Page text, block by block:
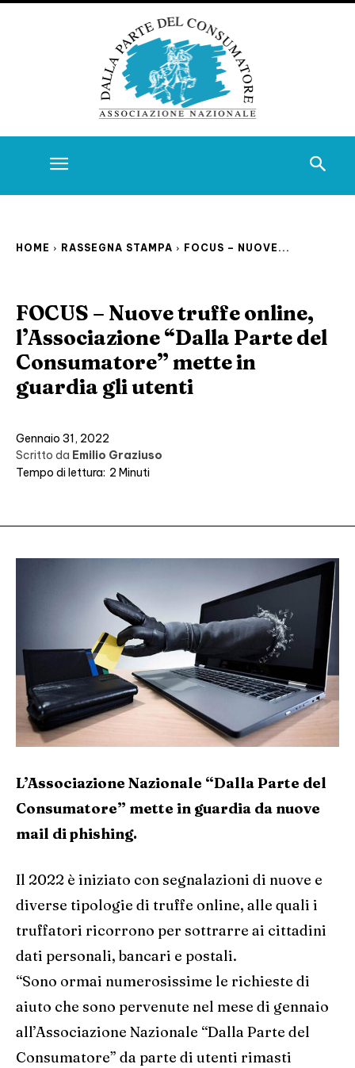
HOME RASSEGNA STAMPA FOCUS – NUOVE...
FOCUS – Nuove truffe online,
l’Associazione “Dalla Parte del
Consumatore” mette in
guardia gli utenti
Gennaio 31, 2022
Scritto da Emilio Graziuso
Tempo di lettura: 2 Minuti
L’Associazione Nazionale “Dalla Parte del
Consumatore” mette in guardia da nuove
mail di phishing.
Il 2022 è iniziato con segnalazioni di nuove e
diverse tipologie di truffe online, alle quali i
truffatori ricorrono per sottrarre ai cittadini
dati personali, bancari e postali.
“Sono ormai numerosissime le richieste di
aiuto che sono pervenute nel mese di gennaio
all’Associazione Nazionale “Dalla Parte del
Consumatore” da parte di utenti rimasti